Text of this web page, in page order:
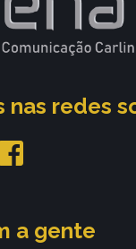
nas redes
a gente